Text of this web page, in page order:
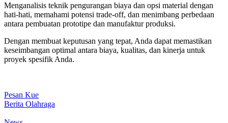
Menganalisis teknik pengurangan biaya dan opsi material dengan
hati-hati, memahami potensi trade-off, dan menimbang perbedaan
antara pembuatan prototipe dan manufaktur produksi.
Dengan membuat keputusan yang tepat, Anda dapat memastikan
keseimbangan optimal antara biaya, kualitas, dan kinerja untuk
proyek spesifik Anda.
Pesan Kue
Berita Olahraga